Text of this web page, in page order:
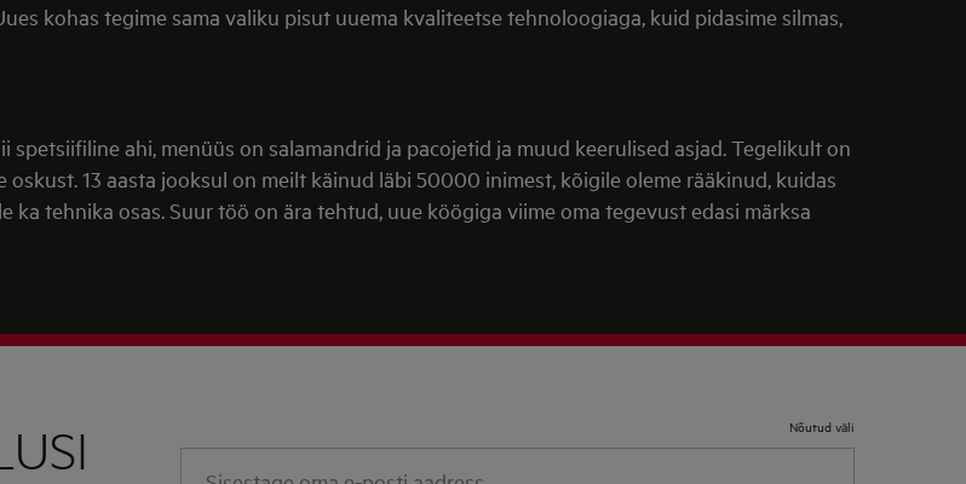
kohas tegime sama valiku pisut uuema kvaliteetse tehnoloogiaga, kuid pidasime silmas,
spetsiifiline ahi, menüüs on salamandrid ja pacojetid ja muud keerulised asjad. Tegelikult on
13 aasta jooksul on meilt käinud läbi 50000 inimest, kõigile oleme rääkinud, kuidas
tehnika osas. Suur töö on ära tehtud, uue köögiga viime oma tegevust edasi märksa
Nõutud väli